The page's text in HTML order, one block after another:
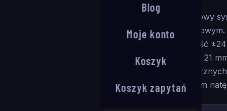
Blog
Moje konto
Koszyk
Koszyk zapytań
Aluminiowy
szczotkowym.
wysokość
ARM 21: 21
i wysokim